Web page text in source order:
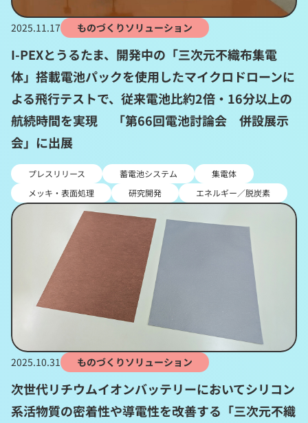
2025.11.17 ものづくりソリューション
I-PEXとうるたま、開発中の「三次元不織布集電
体」搭載電池パックを使用したマイクロドローンに
よる飛行テストで、従来電池比約2倍・16分以上の
航続時間を実現 「第66回電池討論会 併設展示
会」に出展
プレスリリース 蓄電池システム
集電体
メッキ・表面処理
研究開発 エネルギー／脱炭素
2025.10.31 ものづくりソリューション
次世代リチウムイオンバッテリーにおいてシリコン
系活物質の密着性や導電性を改善する「三次元不織